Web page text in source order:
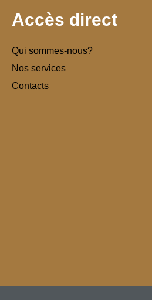
Accès direct
Qui sommes-nous?
Nos services
Contacts